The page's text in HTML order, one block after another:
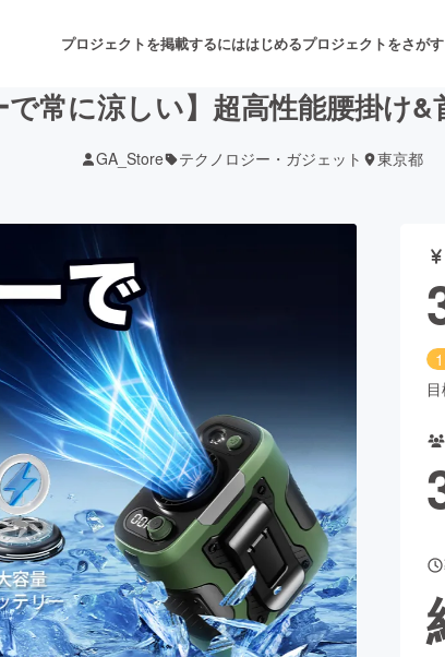
プロジェクトを掲載するにははじめるプロジェクトをさがす
舞台・パフォー
ゲーム・サービス開発
書籍・雑誌出版
チャレンジ ビューティー・
CAMPFIRE for Social GoodCAMPFIRE Creation
CAMPFIREふるさと納税 machi-yaコミュニティ
で常に涼しい】超高性能腰掛け
GA_Store テクノロジー・ガジェット 東京都